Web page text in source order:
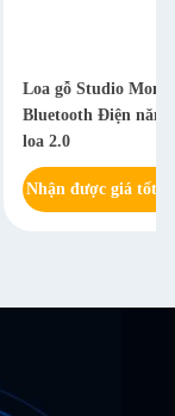
Loa gỗ Studio
Bluetooth Điện
loa 2.0
Nhận được giá tốt